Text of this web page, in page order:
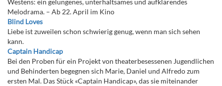
Westens: ein gelungenes, unterhaltsames und aufklärendes
Melodrama. – Ab 22. April im Kino
Blind Loves
Liebe ist zuweilen schon schwierig genug, wenn man sich sehen
kann.
Captain Handicap
Bei den Proben für ein Projekt von theaterbesessenen Jugendlichen
und Behinderten begegnen sich Marie, Daniel und Alfredo zum
ersten Mal. Das Stück «Captain Handicap», das sie miteinander